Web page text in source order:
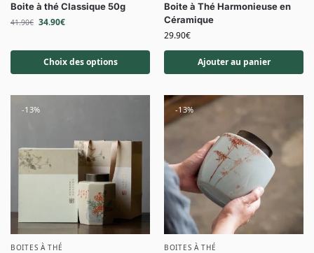
Boite à thé Classique 50g
41.90€ 34.90€
Choix des options
Boite à Thé Harmonieuse en
Céramique
29.90€
Ajouter au panier
-13%
BOITES À THÉ
-13%
BOITES À THÉ